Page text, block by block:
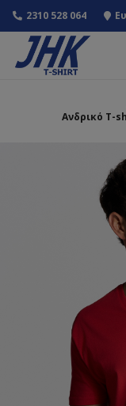
2310 528 064
Ανδρικό T-